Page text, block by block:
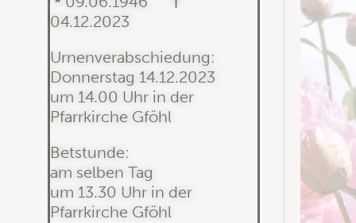
04.12.2023
Urnenverabschiedung:
Donnerstag 14.12.2023
um 14.00 Uhr in der
Pfarrkirche Gföhl
Betstunde:
am selben Tag
um 13.30 Uhr in der
Pfarrkirche Gföhl